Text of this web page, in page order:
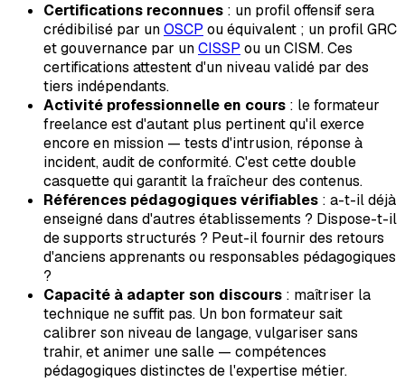
Certifications reconnues : un profil offensif sera
crédibilisé par unOSCP ou équivalent ; un profil GRC
et gouvernance par unCISSP ou un CISM. Ces
certifications attestent d'un niveau validé par des
tiers indépendants.
Activité professionnelle en cours : le formateur
freelance est d'autant plus pertinent qu'il exerce
encore en mission — tests d'intrusion, réponse à
incident, audit de conformité. C'est cette double
casquette qui garantit la fraîcheur des contenus.
Références pédagogiques vérifiables : a-t-il déjà
enseigné dans d'autres établissements ? Dispose-t-il
de supports structurés ? Peut-il fournir des retours
d'anciens apprenants ou responsables pédagogiques
?
Capacité à adapter son discours : maîtriser la
technique ne suffit pas. Un bon formateur sait
calibrer son niveau de langage, vulgariser sans
trahir, et animer une salle — compétences
pédagogiques distinctes de l'expertise métier.